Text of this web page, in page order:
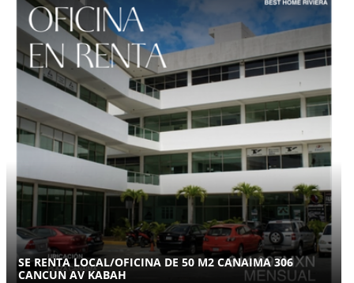
SE RENTA LOCAL/OFICINA DE 50 M2 CANAIMA 306
CANCUN AV KABAH